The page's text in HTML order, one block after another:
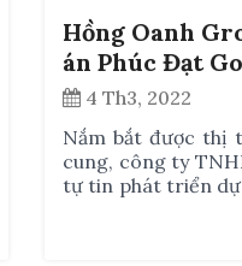
Hồng Oanh
án Phúc Đạt
cổ phần đầu tư
4 Th3, 2022
Nắm bắt được thị
cung, công ty
tự tin phát triển dự